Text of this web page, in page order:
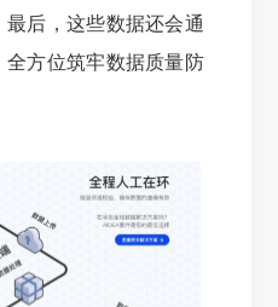
后，这些数据还会通
方位筑牢数据质量防